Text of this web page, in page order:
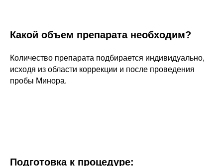
Какой объем препарата необходим?
Количество препарата подбирается индивидуально,
исходя из области коррекции и после проведения
пробы Минора.
Подготовка к процедуре: